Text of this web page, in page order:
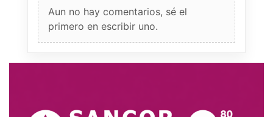
Aun no hay comentarios, sé el
primero en escribir uno.